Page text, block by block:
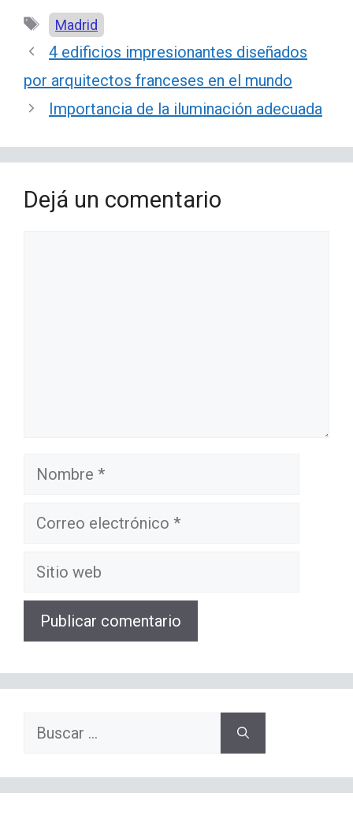
Etiquetas
Madrid
4 edificios impresionantes diseñados
por arquitectos franceses en el mundo
Importancia de la iluminación adecuada
Dejá un comentario
Nombre
Correo
Sitio
Buscar: